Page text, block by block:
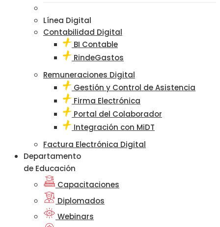
Línea Digital
Contabilidad Digital
BI Contable
RindeGastos
Remuneraciones Digital
Gestión y Control de Asistencia
Firma Electrónica
Portal del Colaborador
Integración con MiDT
Factura Electrónica Digital
Departamento
de Educación
Capacitaciones
Diplomados
Webinars